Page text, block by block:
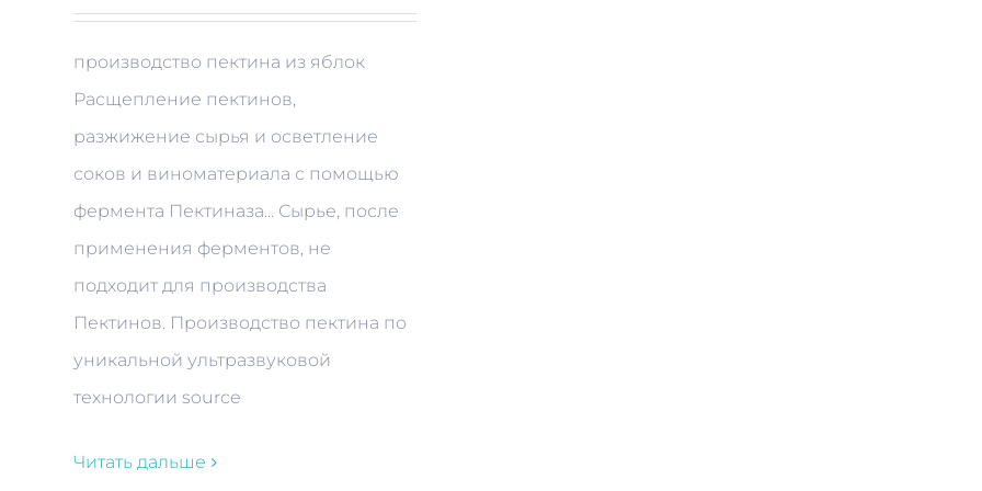
производство пектина из яблок
Расщепление пектинов,
разжижение сырья и осветление
соков и виноматериала с помощью
фермента Пектиназа... Сырье, после
применения ферментов, не
подходит для производства
Пектинов. Производство пектина по
уникальной ультразвуковой
технологии source
Читать дальше